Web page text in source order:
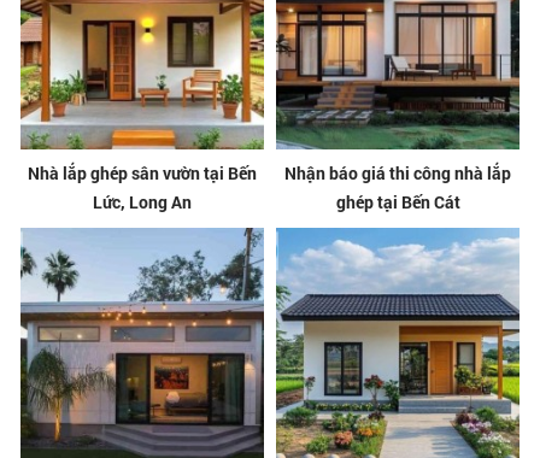
Nhà lắp ghép sân vườn tại Bến
Lức, Long An
Nhận báo giá thi công nhà lắp
ghép tại Bến Cát